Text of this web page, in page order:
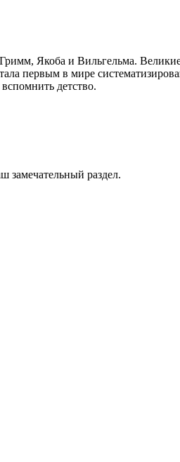
Якоба и Вильгельма.
первым в мире
детство.
замечательный раздел.